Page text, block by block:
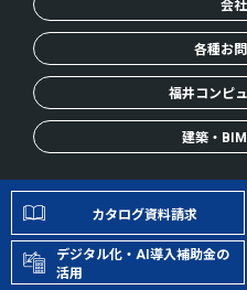
カタログ資料請求
デジタル化・AI導入補助金の
活用
会
各種お
福井コンピ
建築・
© FUKUICOMPUTER,